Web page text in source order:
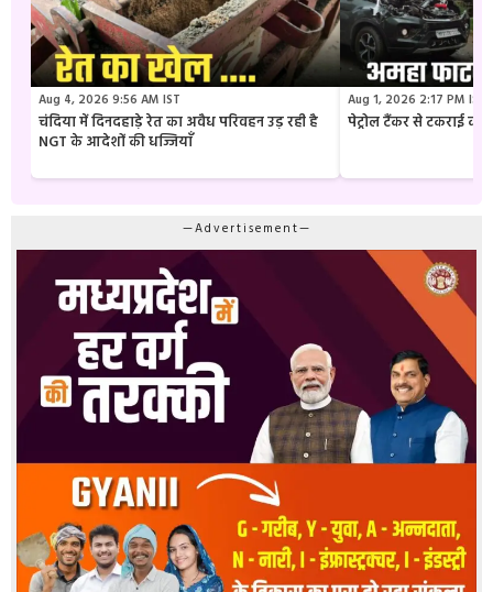
Aug 4, 2026 9:56 AM IST
चंदिया में दिनदहाड़े रेत का अवैध परिवहन उड़ रही है
NGT के आदेशों की धज्जियाँ
Aug 1, 2026 2:17 PM IST
पेट्रोल टैंकर से टकराई
—Advertisement—